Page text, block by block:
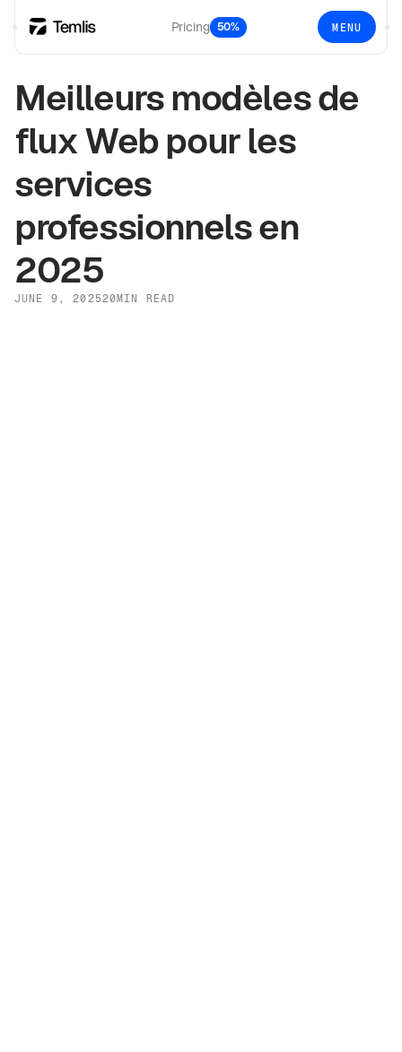
Pricing 50% MENU
Meilleurs modèles de
flux Web pour les
services
professionnels en
2025
JUNE 9, 202520MIN READ